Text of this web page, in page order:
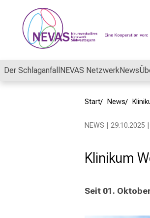
Der Schlaganfall NEVAS NetzwerkNews
Start News
NEWS | 29.10.2025 |
Klinikum
Seit 01.